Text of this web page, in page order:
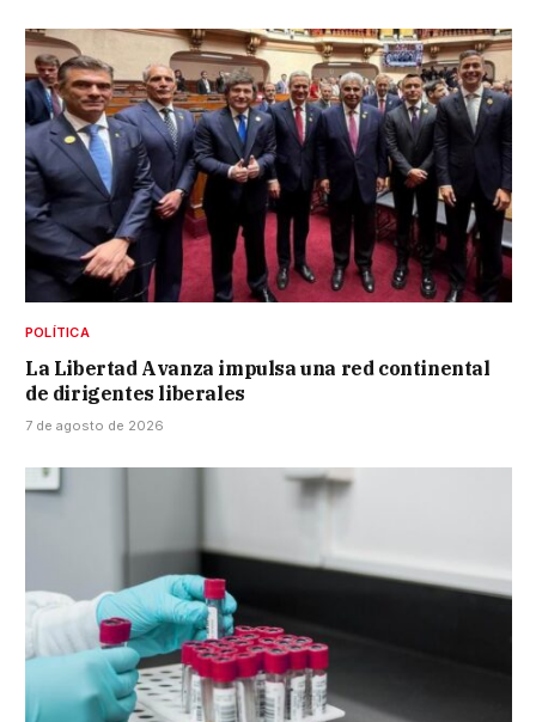
POLÍTICA
La Libertad Avanza impulsa una red continental
de dirigentes liberales
7 de agosto de 2026